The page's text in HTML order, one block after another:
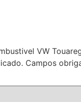
VW
Campos